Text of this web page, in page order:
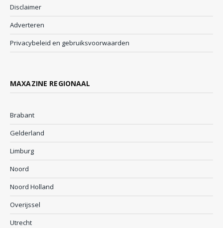
Disclaimer
Adverteren
Privacybeleid en gebruiksvoorwaarden
MAXAZINE REGIONAAL
Brabant
Gelderland
Limburg
Noord
Noord Holland
Overijssel
Utrecht